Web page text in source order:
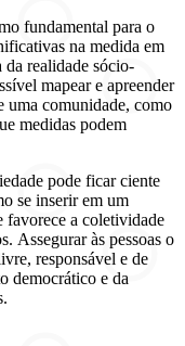
fundamental para o
na medida em
realidade sócio-
mapear e apreender
uma comunidade, como
medidas podem
pode ficar ciente
se inserir em um
favorece a coletividade
Assegurar às pessoas o
responsável e de
democrático e da